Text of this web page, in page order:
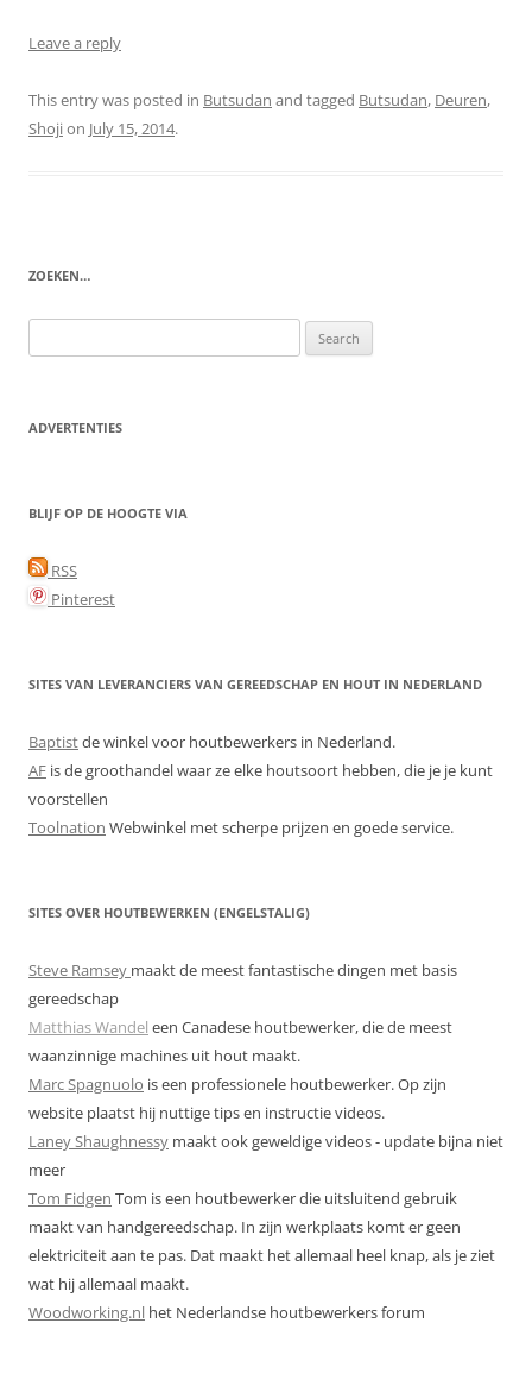
Leave a reply
This entry was posted in Butsudan and tagged Butsudan, Deuren,
Shojion July 15, 2014.
ZOEKEN…
for:
ADVERTENTIES
BLIJF OP DE HOOGTE VIA
RSS
Pinterest
SITES VAN LEVERANCIERS VAN GEREEDSCHAP EN HOUT IN NEDERLAND
Baptistde winkel voor houtbewerkers in Nederland.
AF is de groothandel waar ze elke houtsoort hebben, die je je kunt
voorstellen
Toolnation Webwinkel met scherpe prijzen en goede service.
SITES OVER HOUTBEWERKEN (ENGELSTALIG)
Steve Ramsey maakt de meest fantastische dingen met basis
gereedschap
Matthias Wandel een Canadese houtbewerker, die de meest
waanzinnige machines uit hout maakt.
Marc Spagnuolo is een professionele houtbewerker. Op zijn
website plaatst hij nuttige tips en instructie videos.
Laney Shaughnessy maakt ook geweldige videos - update bijna niet
meer
Tom Fidgen Tom is een houtbewerker die uitsluitend gebruik
maakt van handgereedschap. In zijn werkplaats komt er geen
elektriciteit aan te pas. Dat maakt het allemaal heel knap, als je ziet
wat hij allemaal maakt.
Woodworking.nl het Nederlandse houtbewerkers forum